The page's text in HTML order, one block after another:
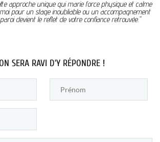
approche unique qui marie force physique et calme
pour un stage inoubliable ou un accompagnement
devient le reflet de votre confiance retrouvée."
SERA RAVI D’Y RÉPONDRE !